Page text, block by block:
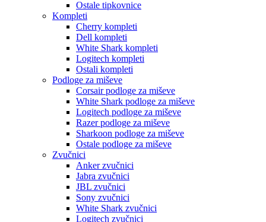
Ostale tipkovnice
Kompleti
Cherry kompleti
Dell kompleti
White Shark kompleti
Logitech kompleti
Ostali kompleti
Podloge za miševe
Corsair podloge za miševe
White Shark podloge za miševe
Logitech podloge za miševe
Razer podloge za miševe
Sharkoon podloge za miševe
Ostale podloge za miševe
Zvučnici
Anker zvučnici
Jabra zvučnici
JBL zvučnici
Sony zvučnici
White Shark zvučnici
Logitech zvučnici